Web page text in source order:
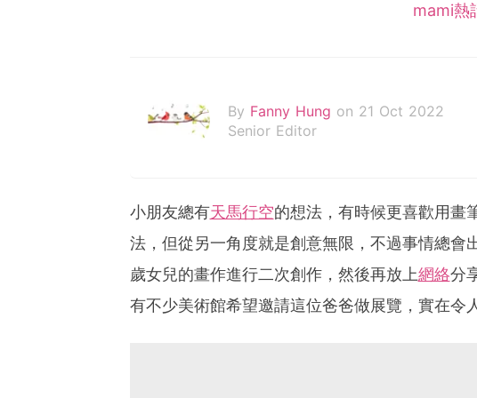
mami熱
By Fanny Hung on 21 Oct 2022
Senior Editor
小朋友總有天馬行空的想法，有時候更喜歡用畫
法，但從另一角度就是創意無限，不過事情總會
歲女兒的畫作進行二次創作，然後再放上網絡分
有不少美術館希望邀請這位爸爸做展覽，實在令